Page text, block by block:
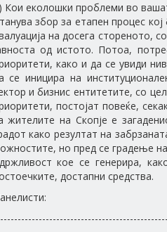
Кои еколошки проблеми во
збор за етапен процес
на досега стореното,
од истото. Потоа,
како и да се увиди
се иницира на
и бизнис ентитетите, со
постојат повеќе,
жителите на Скопје е
како резултат на
но пред се градење
кое се генерира,
достапни средства.